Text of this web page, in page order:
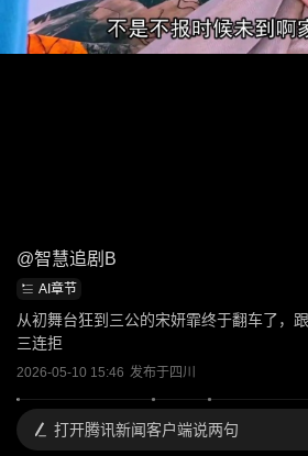
@智慧追剧B
AI章节
从初舞台狂到三公的宋妍霏终于翻车了，
三连拒
2026-05-10 15:46 发布于四川
打开腾讯新闻客户端说两句